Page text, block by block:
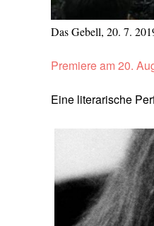
Das Gebell, 20. 7.
Premiere am 20.
Eine literarische